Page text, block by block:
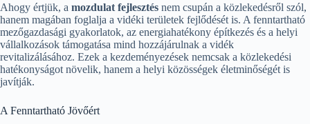
Ahogy értjük, a mozdulat fejlesztés nem csupán a közlekedésről szól,
hanem magában foglalja a vidéki területek fejlődését is. A fenntartható
mezőgazdasági gyakorlatok, az energiahatékony építkezés és a helyi
vállalkozások támogatása mind hozzájárulnak a vidék
revitalizálásához. Ezek a kezdeményezések nemcsak a közlekedési
hatékonyságot növelik, hanem a helyi közösségek életminőségét is
javítják.
A Fenntartható Jövőért